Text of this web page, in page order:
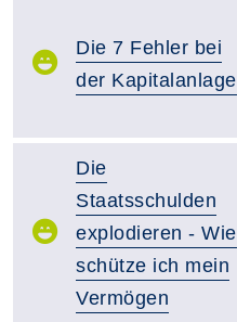
Die 7 Fehler bei
der Kapitalanlage
Die
Staatsschulden
explodieren - Wie
schütze ich mein
Vermögen